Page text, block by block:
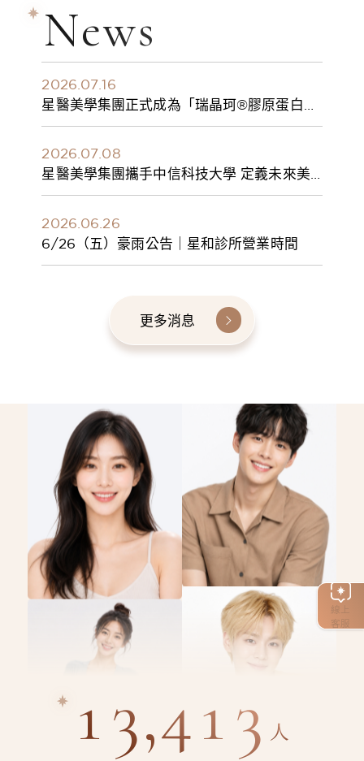
線上
客服
News
2026.07.16
星醫美學集團正式成為「瑞晶珂®膠原蛋白植
入劑」台灣獨家總代理
2026.07.08
星醫美學集團攜手中信科技大學 定義未來美
學人才新標準 建構健康美學產學共育模式 串
2026.06.26
6/26（五）豪雨公告｜星和診所營業時間
更多消息
13,413 人